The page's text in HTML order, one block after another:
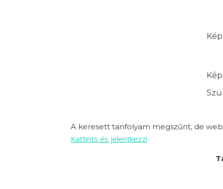
A keresett tanfolyam megszűnt, de
Kattints és jelentkezz!